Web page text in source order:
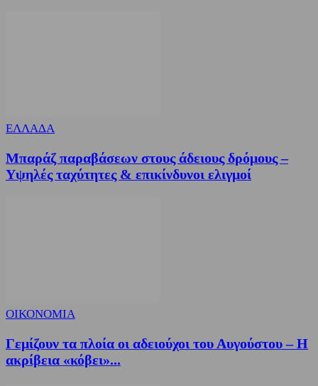
ΕΛΛΑΔΑ
Μπαράζ παραβάσεων στους άδειους δρόμους –
Υψηλές ταχύτητες & επικίνδυνοι ελιγμοί
ΟΙΚΟΝΟΜΙΑ
Γεμίζουν τα πλοία οι αδειούχοι του Αυγούστου – Η
ακρίβεια «κόβει»...